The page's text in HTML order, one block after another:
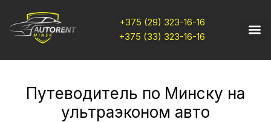
+375 (29) 323-16-16
+375 (33) 323-16-16
Путеводитель по Минску на
ультраэконом авто